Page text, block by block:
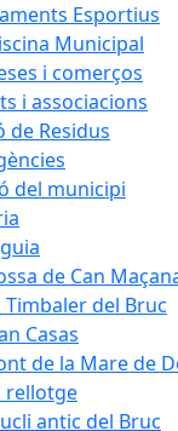
Esportius
Municipal
i comerços
i associacions
de Residus
del municipi
de Can
Timbaler del Bruc
Casas
de la Mare de
rellotge
antic del Bruc